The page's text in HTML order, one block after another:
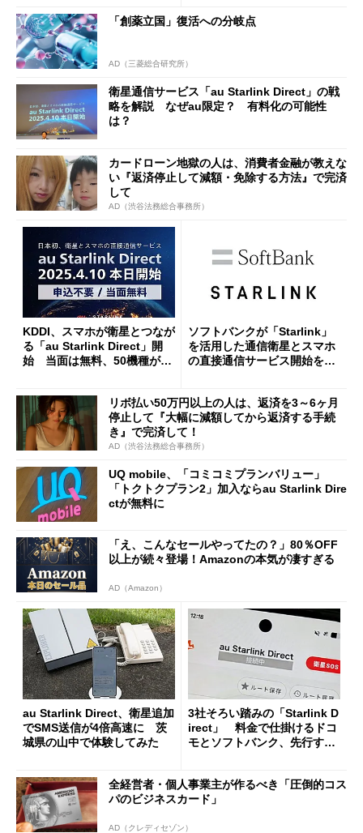
「創薬立国」復活への分岐点
AD（三菱総合研究所）
衛星通信サービス「au Starlink Direct」の戦
略を解説 なぜau限定？ 有料化の可能性
は？
カードローン地獄の人は、消費者金融が教えな
い『返済停止して減額・免除する方法』で完済
して
AD（渋谷法務総合事務所）
KDDI、スマホが衛星とつなが
る「au Starlink Direct」開
始 当面は無料、50機種が対
ソフトバンクが「Starlink」
を活用した通信衛星とスマホ
の直接通信サービス開始を表
リボ払い50万円以上の人は、返済を3～6ヶ月
停止して『大幅に減額してから返済する手続
き』で完済して！
AD（渋谷法務総合事務所）
UQ mobile、「コミコミプランバリュー」
「トクトクプラン2」加入ならau Starlink Dire
ctが無料に
「え、こんなセールやってたの？」80％OFF
以上が続々登場！Amazonの本気が凄すぎる
AD（Amazon）
au Starlink Direct、衛星追加
でSMS送信が4倍高速に 茨
城県の山中で体験してみた
3社そろい踏みの「Starlink D
irect」 料金で仕掛けるドコ
モとソフトバンク、先行する
全経営者・個人事業主が作るべき「圧倒的コス
パのビジネスカード」
AD（クレディセゾン）